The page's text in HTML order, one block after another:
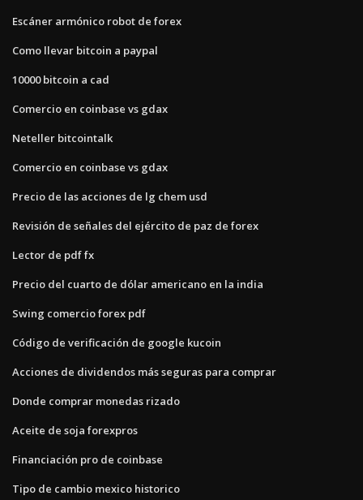
Escáner armónico robot de forex
Como llevar bitcoin a paypal
10000 bitcoin a cad
Comercio en coinbase vs gdax
Neteller bitcointalk
Comercio en coinbase vs gdax
Precio de las acciones de lg chem usd
Revisión de señales del ejército de paz de forex
Lector de pdf fx
Precio del cuarto de dólar americano en la india
Swing comercio forex pdf
Código de verificación de google kucoin
Acciones de dividendos más seguras para comprar
Donde comprar monedas rizado
Aceite de soja forexpros
Financiación pro de coinbase
Tipo de cambio mexico historico